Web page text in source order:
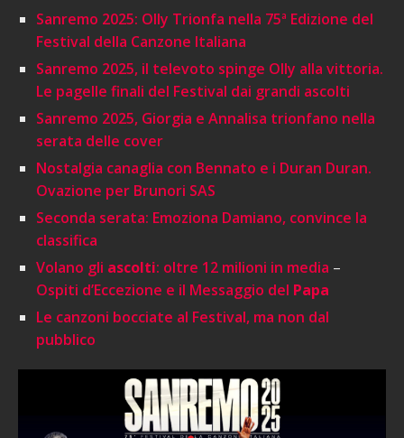
Sanremo 2025: Olly Trionfa nella 75ª Edizione del
Festival della Canzone Italiana
Sanremo 2025, il televoto spinge Olly alla vittoria.
Le pagelle finali del Festival dai grandi ascolti
Sanremo 2025, Giorgia e Annalisa trionfano nella
serata delle cover
Nostalgia canaglia con Bennato e i Duran Duran.
Ovazione per Brunori SAS
Seconda serata: Emoziona Damiano, convince la
classifica
Volano gli ascolti: oltre 12 milioni in media –
Ospiti d’Eccezione e il Messaggio del Papa
Le canzoni bocciate al Festival, ma non dal
pubblico